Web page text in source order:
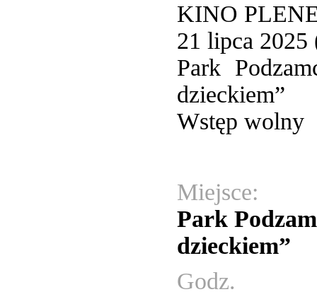
KINO
21 lipca 2025
Park
dzieckiem”
Wstęp wolny
Miejsce:
Park
dzieckiem”
Godz.